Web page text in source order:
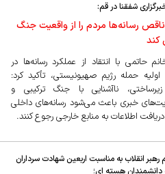
شفقنا در قم:
رسانه‌ها مردم را از واقعیت جنگ
کند
حاتمی با انتقاد از عملکرد رسانه‌ها در
حمله رژیم صهیونیستی، تأکید کرد:
ناآشنایی با جنگ ترکیبی و
خبری باعث می‌شود رسانه‌های داخلی
دریافت اطلاعات به منابع خارجی رجوع کنند.
رهبر انقلاب به مناسبت اربعین شهادت سرداران
دانشمندان هسته ای؛